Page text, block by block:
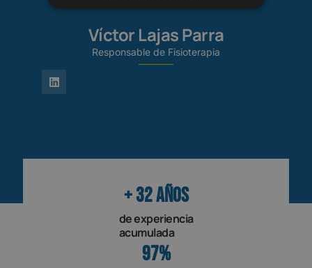
Víctor Lajas Parra
Responsable de Fisioterapia
de experiencia
acumulada
+ 32 años
97%